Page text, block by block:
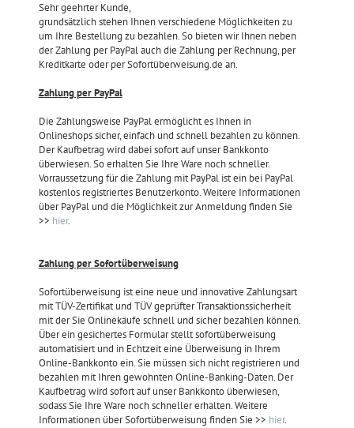
Sehr geehrter Kunde,
grundsätzlich stehen Ihnen verschiedene Möglichkeiten zu
um Ihre Bestellung zu bezahlen. So bieten wir Ihnen neben
der Zahlung per PayPal auch die Zahlung per Rechnung, per
Kreditkarte oder per Sofortüberweisung.de an.
Zahlung per PayPal
Die Zahlungsweise PayPal ermöglicht es Ihnen in
Onlineshops sicher, einfach und schnell bezahlen zu können.
Der Kaufbetrag wird dabei sofort auf unser Bankkonto
überwiesen. So erhalten Sie Ihre Ware noch schneller.
Vorraussetzung für die Zahlung mit PayPal ist ein bei PayPal
kostenlos registriertes Benutzerkonto. Weitere Informationen
über PayPal und die Möglichkeit zur Anmeldung finden Sie
>> hier.
Zahlung per Sofortüberweisung
Sofortüberweisung ist eine neue und innovative Zahlungsart
mit TÜV-Zertifikat und TÜV geprüfter Transaktionssicherheit
mit der Sie Onlinekäufe schnell und sicher bezahlen können.
Über ein gesichertes Formular stellt sofortüberweisung
automatisiert und in Echtzeit eine Überweisung in Ihrem
Online-Bankkonto ein. Sie müssen sich nicht registrieren und
bezahlen mit Ihren gewohnten Online-Banking-Daten. Der
Kaufbetrag wird sofort auf unser Bankkonto überwiesen,
sodass Sie Ihre Ware noch schneller erhalten. Weitere
Informationen über Sofortüberweisung finden Sie >> hier.